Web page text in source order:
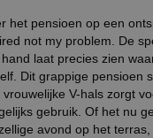
het pensioen op een
not my problem. De
laat precies zien
Dit grappige pensioen
vrouwelijke V-hals zorgt
gebruik. Of het nu
avond op het